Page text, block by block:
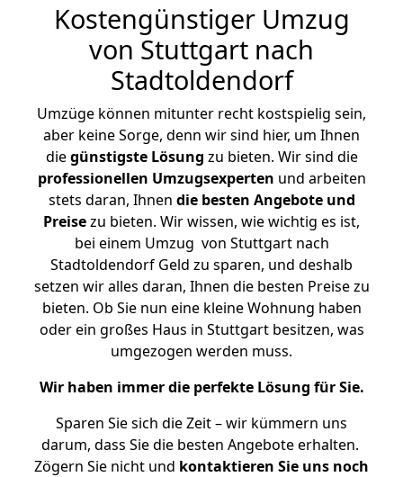
Kostengünstiger Umzug
von Stuttgart nach
Stadtoldendorf
Umzüge können mitunter recht kostspielig sein,
aber keine Sorge, denn wir sind hier, um Ihnen
diegünstigste Lösung zu bieten. Wir sind die
professionellen Umzugsexperten und arbeiten
stets daran, Ihnen die besten Angebote und
Preisezu bieten. Wir wissen, wie wichtig es ist,
bei einem Umzug von Stuttgart nach
Stadtoldendorf Geld zu sparen, und deshalb
setzen wir alles daran, Ihnen die besten Preise zu
bieten. Ob Sie nun eine kleine Wohnung haben
oder ein großes Haus in Stuttgart besitzen, was
umgezogen werden muss.
Wir haben immer die perfekte Lösung für Sie.
Sparen Sie sich die Zeit – wir kümmern uns
darum, dass Sie die besten Angebote erhalten.
Zögern Sie nicht und kontaktieren Sie uns noch